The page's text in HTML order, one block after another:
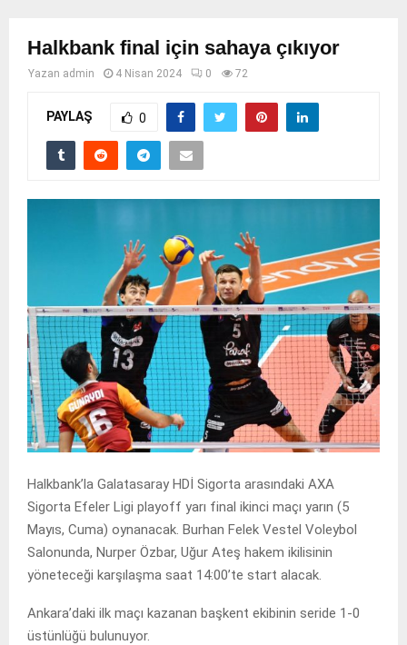
Halkbank final için sahaya çıkıyor
Yazan admin 4 Nisan 2024 0 72
PAYLAŞ 0
Halkbank’la Galatasaray HDİ Sigorta arasındaki AXA
Sigorta Efeler Ligi playoff yarı final ikinci maçı yarın (5
Mayıs, Cuma) oynanacak. Burhan Felek Vestel Voleybol
Salonunda, Nurper Özbar, Uğur Ateş hakem ikilisinin
yöneteceği karşılaşma saat 14:00’te start alacak.
Ankara’daki ilk maçı kazanan başkent ekibinin seride 1-0
üstünlüğü bulunuyor.